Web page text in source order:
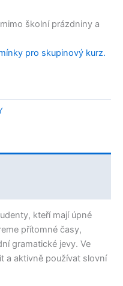
školní prázdniny a
pro skupinový kurz.
kteří mají úpné
přítomné časy,
gramatické jevy. Ve
a aktivně používat slovní